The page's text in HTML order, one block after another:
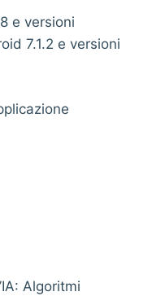
e versioni
7.1.2 e versioni
Algoritmi